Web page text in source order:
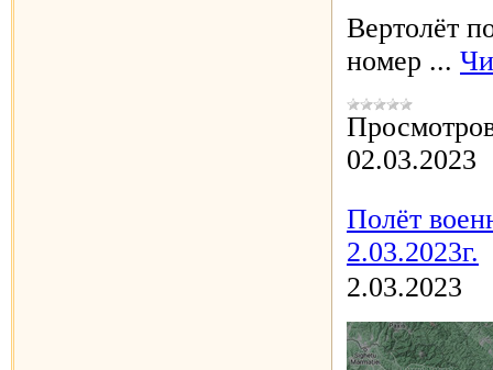
Вертолёт
номер ...
02.03.2023
Полёт
2.03.2023г.
2.03.2023